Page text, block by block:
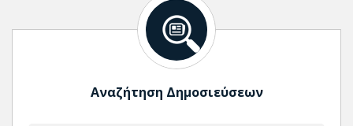
Αναζήτηση Δημοσιεύσεων